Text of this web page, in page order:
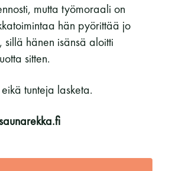
mutta työmoraali on
hän pyörittää jo
sillä hänen isänsä aloitti
sitten.
tunteja lasketa.